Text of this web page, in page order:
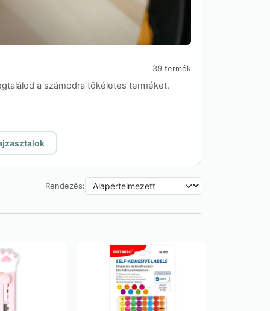
39 termék
a számodra tökéletes terméket.
Rendezés: